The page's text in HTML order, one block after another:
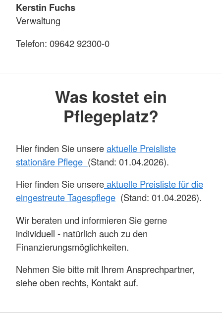
Kerstin Fuchs
Verwaltung
Telefon: 09642 92300-0
Was kostet ein
Pflegeplatz?
Hier finden Sie unsereaktuelle Preisliste
stationäre Pflege (Stand: 01.04.2026).
Hier finden Sie unsereaktuelle Preisliste für die
eingestreute Tagespflege (Stand: 01.04.2026).
Wir beraten und informieren Sie gerne
individuell - natürlich auch zu den
Finanzierungsmöglichkeiten.
Nehmen Sie bitte mit Ihrem Ansprechpartner,
siehe oben rechts, Kontakt auf.